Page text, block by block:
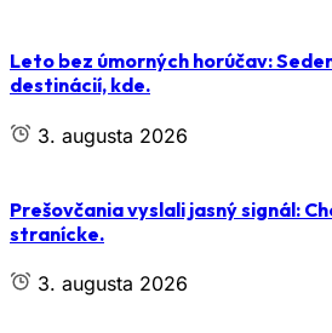
Leto bez úmorných horúčav:
destinácií, kde.
3. augusta 2026
Prešovčania vyslali jasný signál:
stranícke.
3. augusta 2026